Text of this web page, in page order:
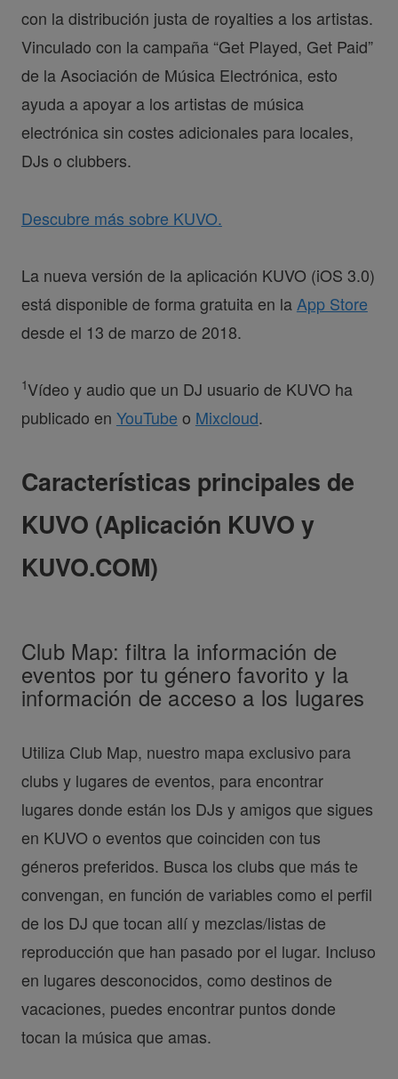
con la distribución justa de royalties a los artistas.
Vinculado con la campaña “Get Played, Get Paid”
de la Asociación de Música Electrónica, esto
ayuda a apoyar a los artistas de música
electrónica sin costes adicionales para locales,
DJs o clubbers.
Descubre más sobre KUVO.
La nueva versión de la aplicación KUVO (iOS 3.0)
está disponible de forma gratuita en la App Store
desde el 13 de marzo de 2018.
1Vídeo y audio que un DJ usuario de KUVO ha
publicado en YouTube o Mixcloud.
Características principales de
KUVO (Aplicación KUVO y
KUVO.COM)
Club Map: filtra la información de
eventos por tu género favorito y la
información de acceso a los lugares
Utiliza Club Map, nuestro mapa exclusivo para
clubs y lugares de eventos, para encontrar
lugares donde están los DJs y amigos que sigues
en KUVO o eventos que coinciden con tus
géneros preferidos. Busca los clubs que más te
convengan, en función de variables como el perfil
de los DJ que tocan allí y mezclas/listas de
reproducción que han pasado por el lugar. Incluso
en lugares desconocidos, como destinos de
vacaciones, puedes encontrar puntos donde
tocan la música que amas.